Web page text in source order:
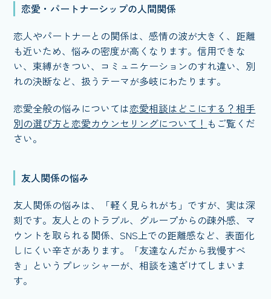
恋愛・パートナーシップの人間関係
恋人やパートナーとの関係は、感情の波が大きく、距離
も近いため、悩みの密度が高くなります。信用できな
い、束縛がきつい、コミュニケーションのすれ違い、別
れの決断など、扱うテーマが多岐にわたります。
恋愛全般の悩みについては恋愛相談はどこにする？相手
別の選び方と恋愛カウンセリングについて！ もご覧くだ
さい。
友人関係の悩み
友人関係の悩みは、「軽く見られがち」ですが、実は深
刻です。友人とのトラブル、グループからの疎外感、マ
ウントを取られる関係、SNS上での距離感など、表面化
しにくい辛さがあります。「友達なんだから我慢すべ
き」というプレッシャーが、相談を遠ざけてしまいま
す。